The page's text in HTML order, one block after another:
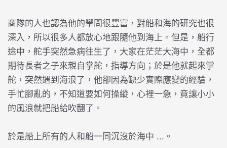
商隊的人也認為他的學問很豐富，對船和海的研究也很
深入，所以很多人都放心地跟隨他到海上。但是，船行
途中，舵手突然急病往生了，大家在茫茫大海中，全都
期待長者之子來親自掌舵，指導方向；於是他就起來掌
舵，突然遇到海浪了，他卻因為缺少實際應變的經驗，
手忙腳亂的，不知道要如何操縱，心裡一急，竟讓小小
的風浪就把船給吹翻了。
於是船上所有的人和船一同沉沒於海中 ...。